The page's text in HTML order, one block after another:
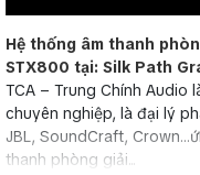
Hệ thống âm thanh
STX800 tại: Silk Path
TCA – Trung Chính Audio
chuyên nghiệp, là đại lý
JBL, SoundCraft,
thanh phòng giải...